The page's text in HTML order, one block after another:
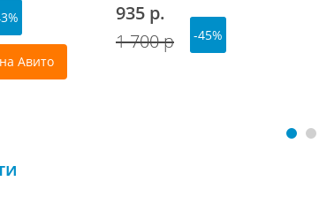
Авито
935 р.
1 700 р
-45%